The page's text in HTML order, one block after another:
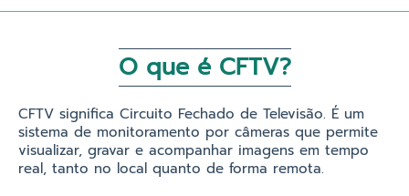
O que é CFTV?
CFTV significa Circuito Fechado de Televisão. É um
sistema de monitoramento por câmeras que permite
visualizar, gravar e acompanhar imagens em tempo
real, tanto no local quanto de forma remota.